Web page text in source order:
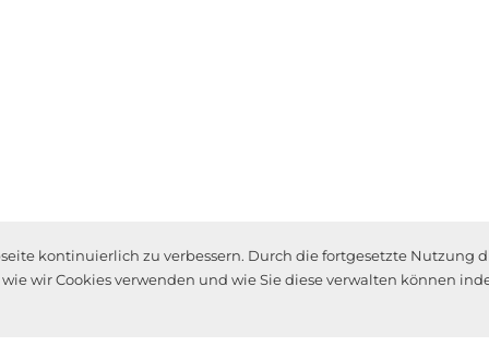
kontinuierlich zu verbessern. Durch die fortgesetzte Nutzung
wir Cookies verwenden und wie Sie diese verwalten können